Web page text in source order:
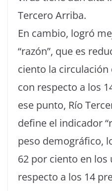
Tercero Arriba.
En cambio, logró
“razón”, que es
ciento la
con respecto a los
ese punto, Río
define el indicador
peso demográfico,
62 por ciento en
respecto a los 14